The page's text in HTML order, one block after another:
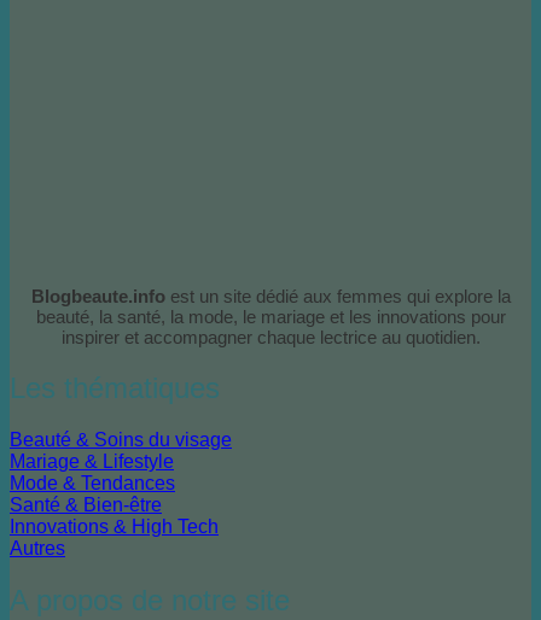
Blogbeaute.infoest un site dédié aux femmes qui explore la
beauté, la santé, la mode, le mariage et les innovations pour
inspirer et accompagner chaque lectrice au quotidien.
Les thématiques
Beauté & Soins du visage
Mariage & Lifestyle
Mode & Tendances
Santé & Bien-être
Innovations & High Tech
Autres
A propos de notre site